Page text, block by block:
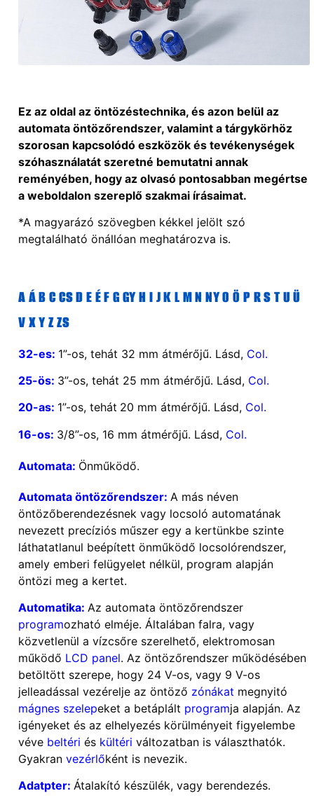
Ez az oldal az öntözéstechnika, és azon belül az
automata öntözőrendszer, valamint a tárgykörhöz
szorosan kapcsolódó eszközök és tevékenységek
szóhasználatát szeretné bemutatni annak
reményében, hogy az olvasó pontosabban megértse
a weboldalon szereplő szakmai írásaimat.
*A magyarázó szövegben kékkel jelölt szó
megtalálható önállóan meghatározva is.
AÁBCCSDEÉFGGYHIJKLMN NYO Ö PRSTUÜ
VXYZZS
32-es: 1”-os, tehát 32 mm átmérőjű. Lásd, Col.
25-ös: 3”-os, tehát 25 mm átmérőjű. Lásd, Col.
20-as: 1”-os, tehát 20 mm átmérőjű. Lásd, Col.
16-os: 3/8”-os, 16 mm átmérőjű. Lásd, Col.
Automata: Önműködő.
Automata öntözőrendszer: A más néven
öntözőberendezésnek vagy locsoló automatának
nevezett precíziós műszer egy a kertünkbe szinte
láthatatlanul beépített önműködő locsolórendszer,
amely emberi felügyelet nélkül, program alapján
öntözi meg a kertet.
Automatika: Az automata öntözőrendszer
programozható elméje. Általában falra, vagy
közvetlenül a vízcsőre szerelhető, elektromosan
működő LCD panel. Az öntözőrendszer működésében
betöltött szerepe, hogy 24 V-os, vagy 9 V-os
jelleadással vezérelje az öntöző zónákat megnyitó
mágnes szelepeket a betáplált programja alapján. Az
igényeket és az elhelyezés körülményeit figyelembe
véve beltéri és kültéri változatban is választhatók.
Gyakran vezérlőként is nevezik.
Adatpter: Átalakító készülék, vagy berendezés.